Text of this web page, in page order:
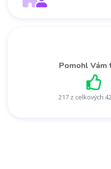
Pomohl Vám
217 z celkových